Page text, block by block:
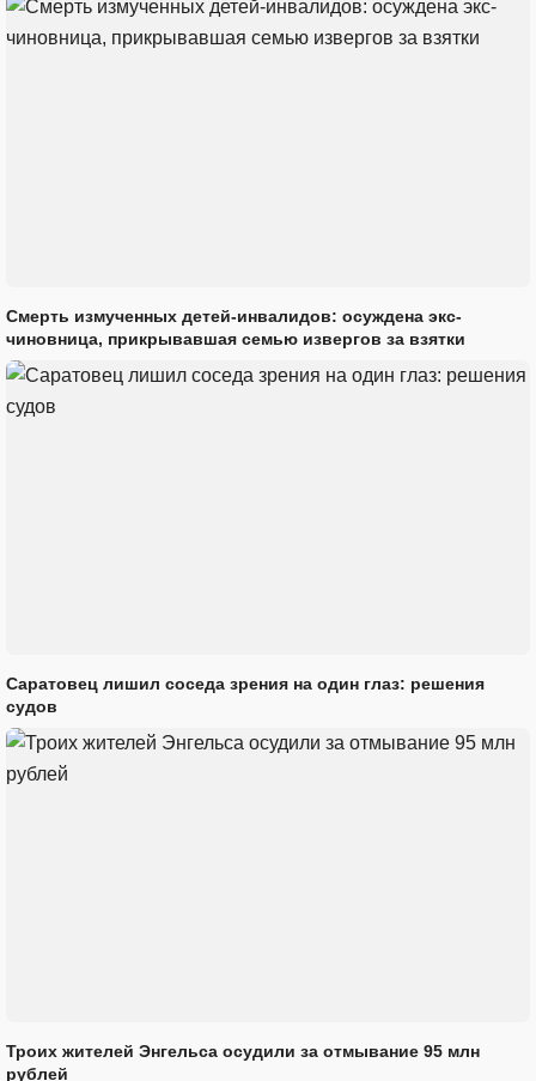
Смерть измученных детей-инвалидов: осуждена экс-
чиновница, прикрывавшая семью извергов за взятки
Саратовец лишил соседа зрения на один глаз: решения
судов
Троих жителей Энгельса осудили за отмывание 95 млн
рублей